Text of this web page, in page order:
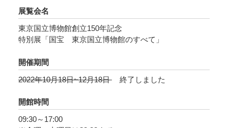
最も長い歴史を誇る最大の博物館、東京国立博
物館の150年を多面的に紹介します。東京国立博
物館を訪れたことがない方には新発見の場とし
て、魅力的な展示構成と展覧会場を創出しま
す。
展覧会名
東京国立博物館創立150年記念
特別展「国宝 東京国立博物館のすべて」
開催期間
2022年10月18日~12月18日
終了しました
開館時間
09:30～17:00